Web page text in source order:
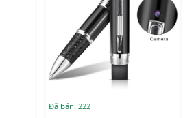
Đã bán: 222